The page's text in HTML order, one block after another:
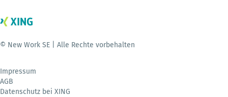
© New Work SE | Alle Rechte vorbehalten
Impressum
AGB
Datenschutz bei XING